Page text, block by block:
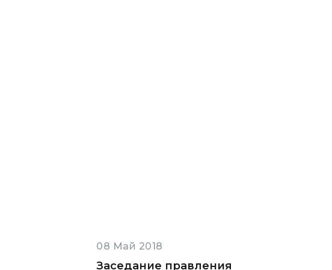
08 Май 2018
Заседание правления